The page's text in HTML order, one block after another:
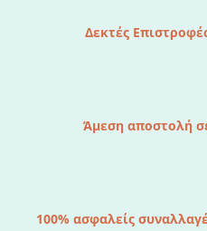
Δεκτές
Άμεση αποστολή
100% ασφαλείς